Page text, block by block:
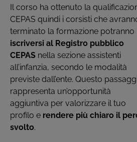
Il corso ha ottenuto la
CEPAS quindi i corsisti che
terminato la formazione potranno
iscriversi al Registro pubblico
CEPAS nella sezione assistenti
all’infanzia, secondo le modalità
previste dall’ente. Questo
rappresenta un’opportunità
aggiuntiva per valorizzare il tuo
profilo e rendere più chiaro il
svolto.